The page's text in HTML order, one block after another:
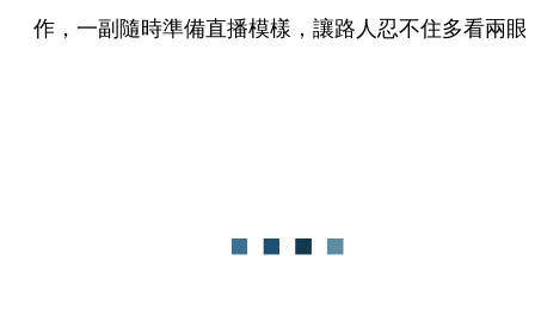
作，一副隨時準備直播模樣，讓路人忍不住多看兩眼